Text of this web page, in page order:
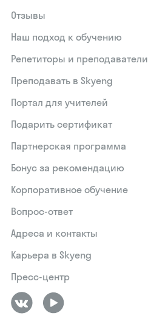
Отзывы
Наш подход к обучению
Репетиторы и преподаватели
Преподавать в Skyeng
Портал для учителей
Подарить сертификат
Партнерская программа
Бонус за рекомендацию
Корпоративное обучение
Вопрос-ответ
Адреса и контакты
Карьера в Skyeng
Пресс-центр